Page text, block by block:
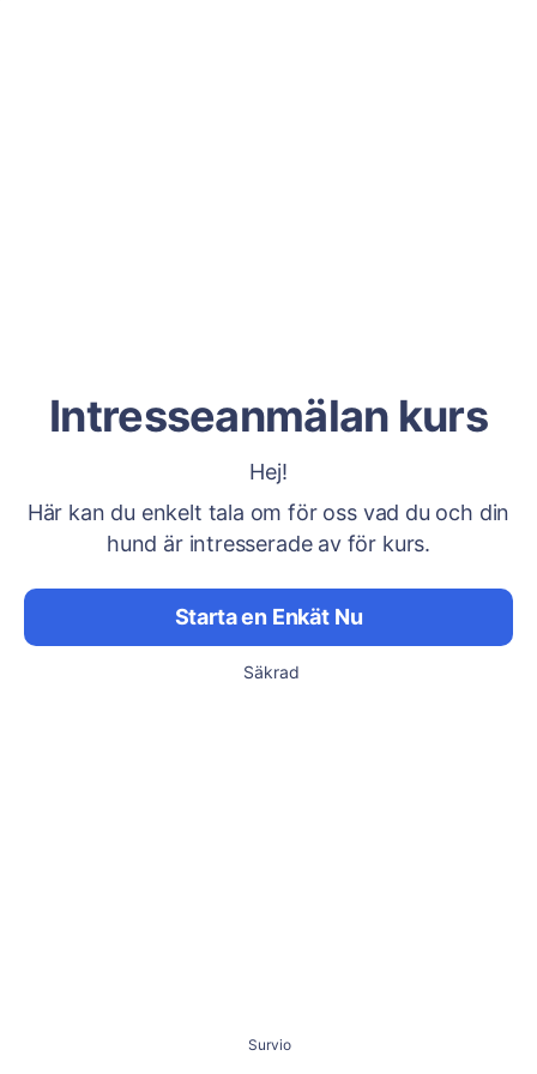
Intresseanmälan kurs
Hej!
Här kan du enkelt tala om för oss vad du och din
hund är intresserade av för kurs.
Starta en Enkät Nu
Säkrad
Survio